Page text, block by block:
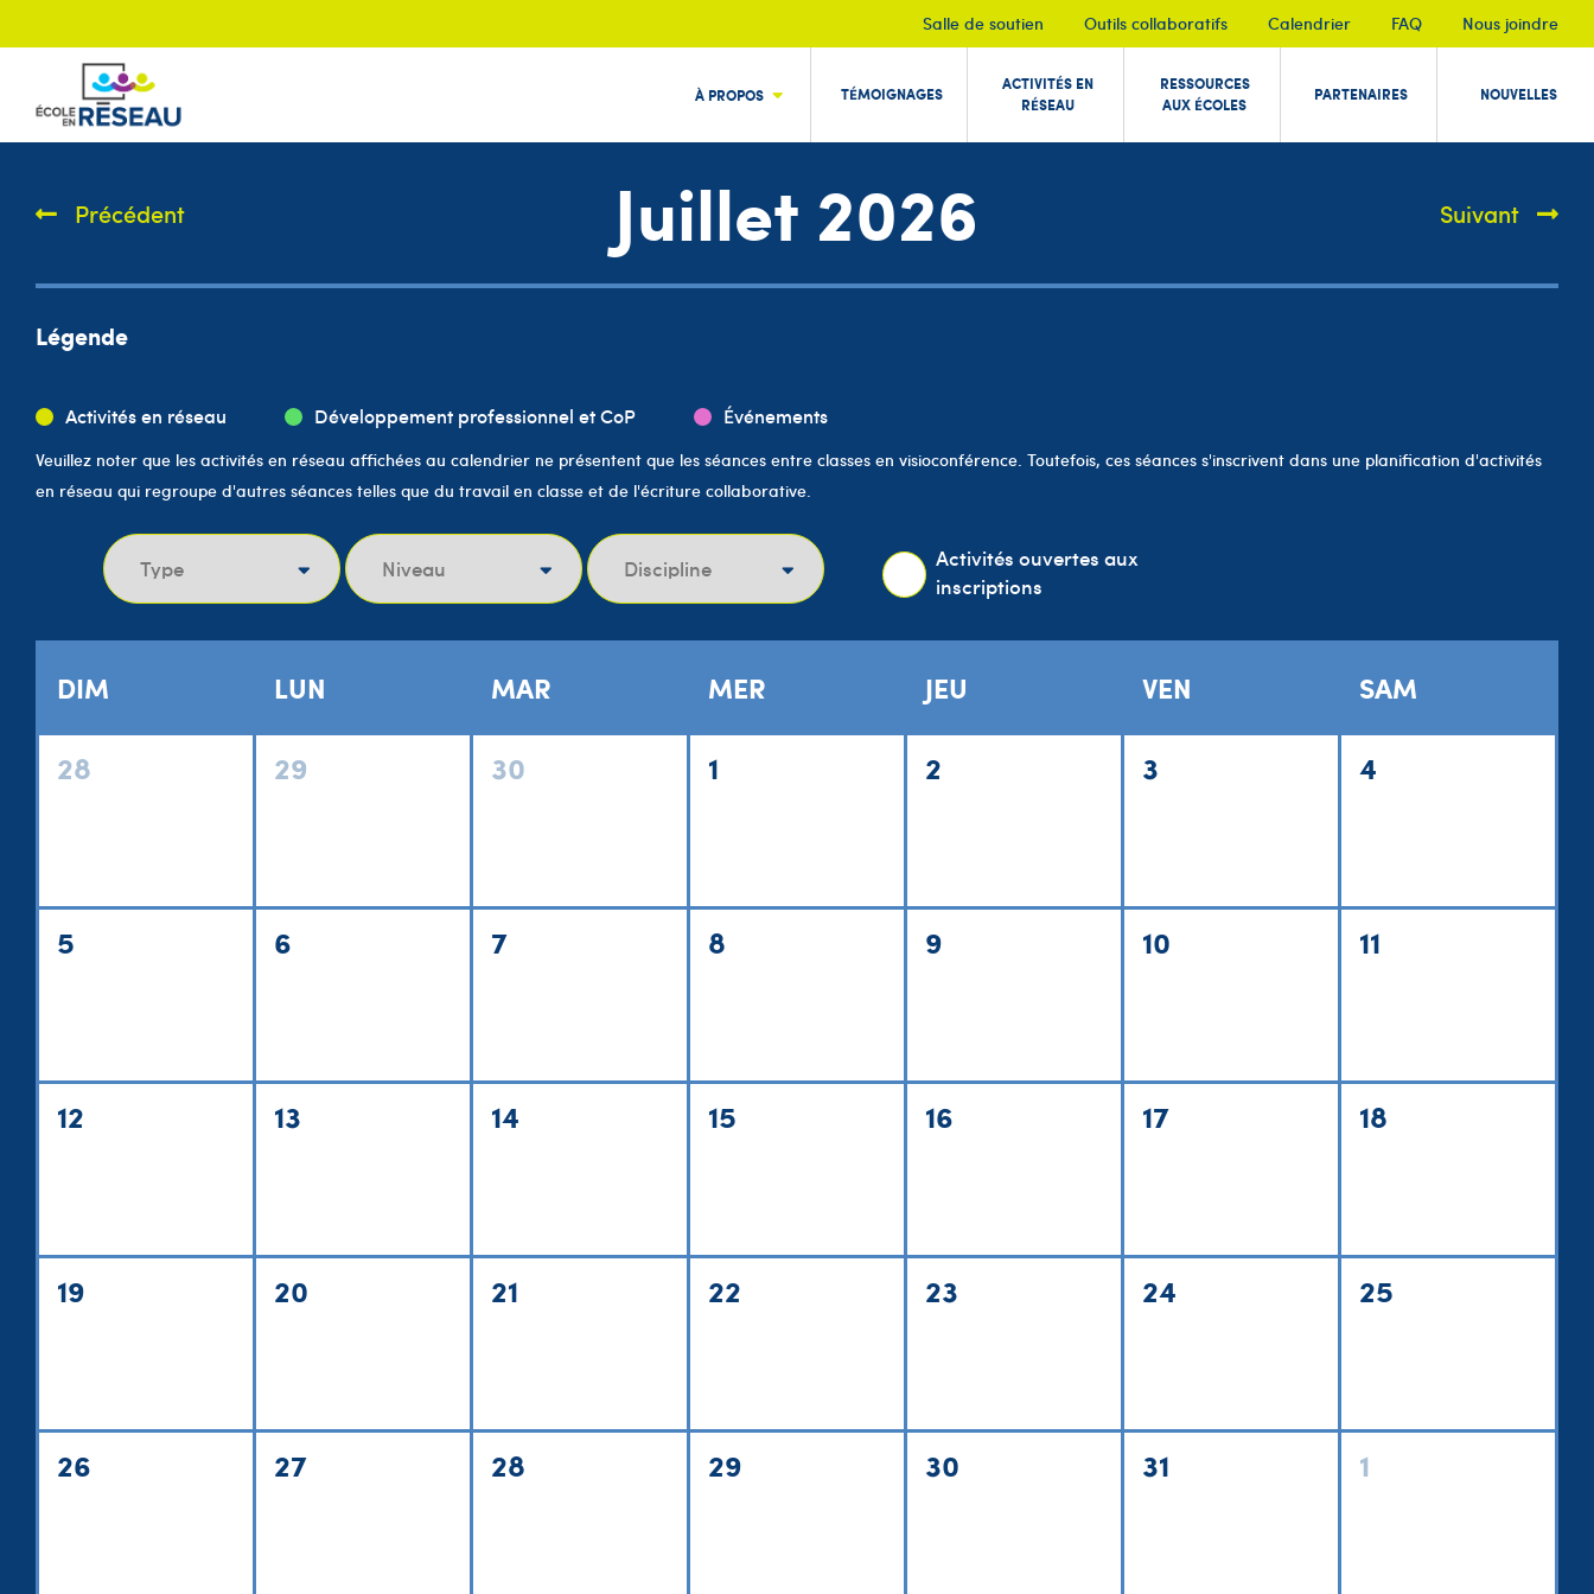
Salle de soutien Outils collaboratifs Calendrier FAQ Nous joindre
À PROPOS TÉMOIGNAGES
ACTIVITÉS EN
RÉSEAU
RESSOURCES
AUX ÉCOLES
PARTENAIRES NOUVELLES
Juillet 2026
Précédent Suivant
Légende
Activités en réseau Développement professionnel et CoP Événements
Veuillez noter que les activités en réseau affichées au calendrier ne présentent que les séances entre classes en visioconférence. Toutefois, ces séances s'inscrivent dans une planification d'activités
en réseau qui regroupe d'autres séances telles que du travail en classe et de l'écriture collaborative.
Activités ouvertes aux
inscriptions
DIM LUN MAR MER JEU VEN SAM
28 29 30 1 2 3 4
5 6 7 8 9 10 11
12 13 14 15 16 17 18
19 20 21 22 23 24 25
26 27 28 29 30 31 1